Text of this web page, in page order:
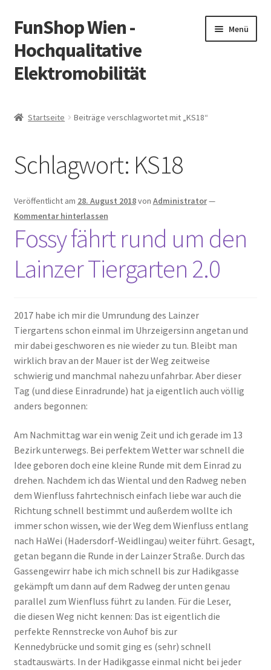
Zur
Navigation
springen
Zum
Inhalt
springen
FunShop Wien -
Hochqualitative
Elektromobilität
Menü
Vorsicht Internetbetrug
Über FunShop
Impressum
Zum Onlineshop in der Web Version
Startseite Beiträge verschlagwortet mit „KS18“
Schlagwort: KS18
Veröffentlicht am 28. August 2018von Administrator—
Kommentar hinterlassen
Fossy fährt rund um den
Lainzer Tiergarten 2.0
2017 habe ich mir die Umrundung des Lainzer
Tiergartens schon einmal im Uhrzeigersinn angetan und
mir dabei geschworen es nie wieder zu tun. Bleibt man
wirklich brav an der Mauer ist der Weg zeitweise
schwierig und manchmal nahezu unfahrbar. Aber dieser
Tag (und diese Einradrunde) hat ja eigentlich auch völlig
anders begonnen:
Am Nachmittag war ein wenig Zeit und ich gerade im 13
Bezirk unterwegs. Bei perfektem Wetter war schnell die
Idee geboren doch eine kleine Runde mit dem Einrad zu
drehen. Nachdem ich das Wiental und den Radweg neben
dem Wienfluss fahrtechnisch einfach liebe war auch die
Richtung schnell bestimmt und außerdem wollte ich
immer schon wissen, wie der Weg dem Wienfluss entlang
nach HaWei (Hadersdorf-Weidlingau) weiter führt. Gesagt,
getan begann die Runde in der Lainzer Straße. Durch das
Gassengewirr habe ich mich schnell bis zur Hadikgasse
gekämpft um dann auf dem Radweg der unten genau
parallel zum Wienfluss führt zu landen. Für die Leser,
die diesen Weg nicht kennen: Das ist eigentlich die
perfekte Rennstrecke von Auhof bis zur
Kennedybrücke und somit ging es (sehr) schnell
stadtauswärts. In der Hadikgasse einmal nicht bei jeder